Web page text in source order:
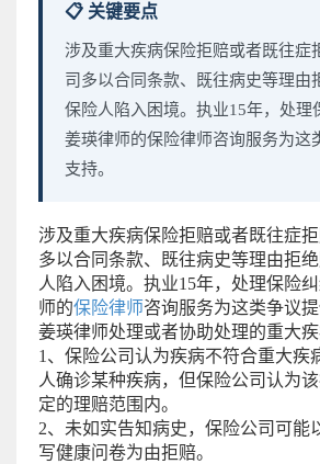
📋 关键要点
涉及重大疾病保险拒赔或者既往症
司多以合同条款、既往病史等理由
保险人陷入困境。执业15年，处理
姜瑛律师的保险律师咨询服务为这
支持。
涉及重大疾病保险拒赔或者既往症
多以合同条款、既往病史等理由拒
人陷入困境。执业15年，处理保险
师的保险律师咨询服务为这类争议提
姜瑛律师处理或者协助处理的重大疾
1、保险公司认为疾病不符合重大疾
人确诊某种疾病，但保险公司认为
定的理赔范围内。
2、未如实告知病史，保险公司可能
写健康问卷为由拒赔。